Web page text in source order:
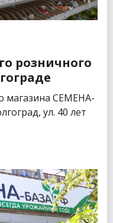
розничного
магазина СЕМЕНА-
ул. 40 лет